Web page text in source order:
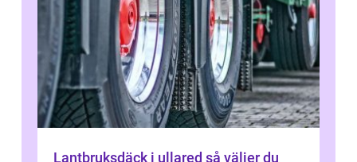
Lantbruksdäck i ullared så väljer du